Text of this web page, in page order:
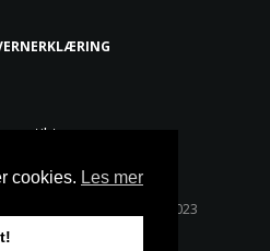
til toppen
• Copyright © Natt & Dag 2023
cookies. Les mer